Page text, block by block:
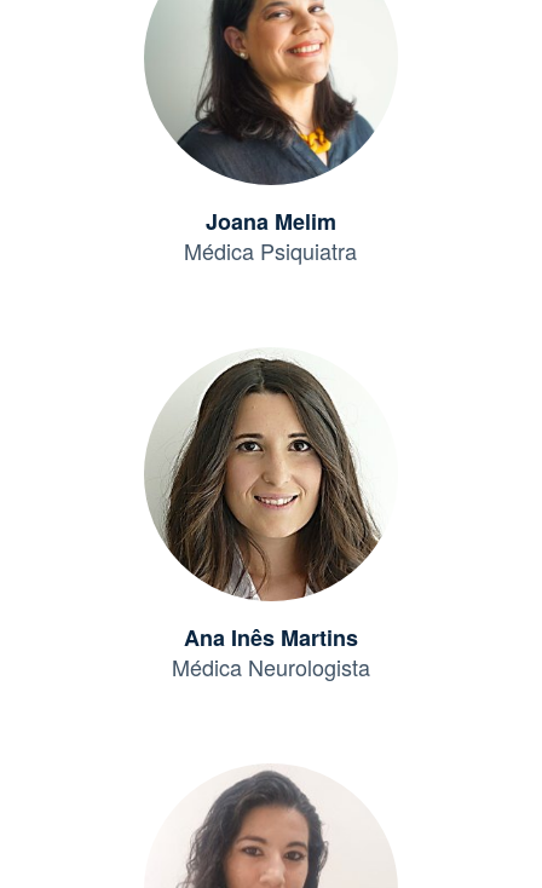
Joana Melim
Médica Psiquiatra
Ana Inês Martins
Médica Neurologista